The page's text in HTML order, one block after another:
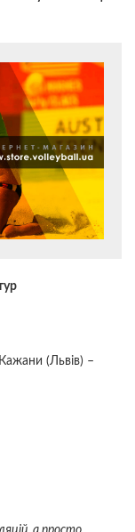
(Львів) –